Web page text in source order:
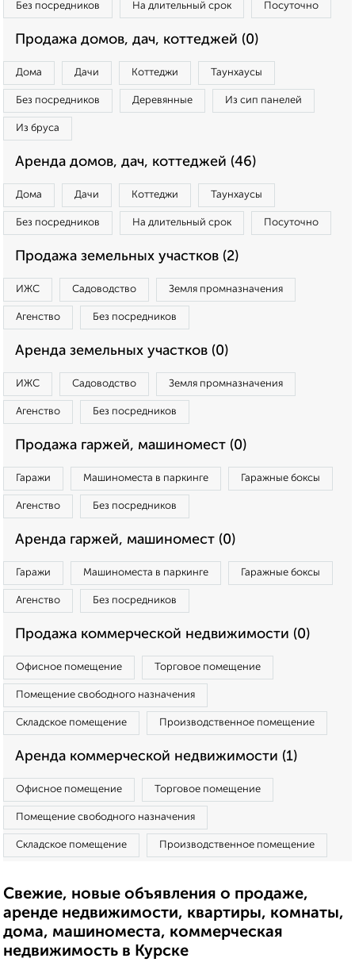
Без посредников На длительный срок Посуточно
Продажа домов, дач, коттеджей (0)
Дома Дачи Коттеджи Таунхаусы
Без посредников Деревянные Из сип панелей
Из бруса
Аренда домов, дач, коттеджей (46)
Дома Дачи Коттеджи Таунхаусы
Без посредников На длительный срок Посуточно
Продажа земельных участков (2)
ИЖС Садоводство Земля промназначения
Агенство Без посредников
Аренда земельных участков (0)
ИЖС Садоводство Земля промназначения
Агенство Без посредников
Продажа гаржей, машиномест (0)
Гаражи Машиноместа в паркинге Гаражные боксы
Агенство Без посредников
Аренда гаржей, машиномест (0)
Гаражи Машиноместа в паркинге Гаражные боксы
Агенство Без посредников
Продажа коммерческой недвижимости (0)
Офисное помещение Торговое помещение
Помещение свободного назначения
Складское помещение Производственное помещение
Аренда коммерческой недвижимости (1)
Офисное помещение Торговое помещение
Помещение свободного назначения
Складское помещение Производственное помещение
Свежие, новые объявления о продаже,
аренде недвижимости, квартиры, комнаты,
дома, машиноместа, коммерческая
недвижимость в Курске